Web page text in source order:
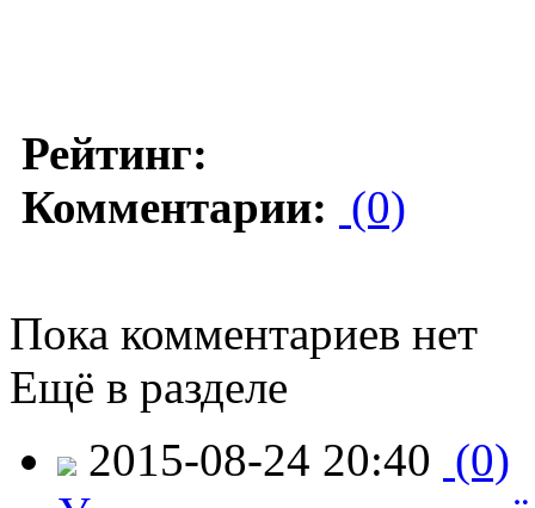
Рейтинг:
Комментарии: (0)
Пока комментариев нет
Ещё в разделе
2015-08-24 20:40 (0)